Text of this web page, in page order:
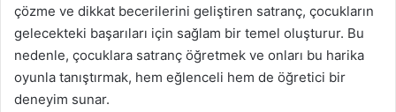
çözme ve dikkat becerilerini geliştiren satranç, çocukların
gelecekteki başarıları için sağlam bir temel oluşturur. Bu
nedenle, çocuklara satranç öğretmek ve onları bu harika
oyunla tanıştırmak, hem eğlenceli hem de öğretici bir
deneyim sunar.